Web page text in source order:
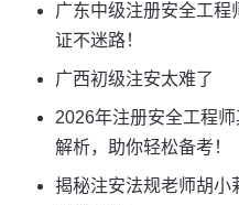
广东中级注册安全工程
证不迷路！
广西初级注安太难了
2026年注册安全工程
解析，助你轻松备考！
揭秘注安法规老师胡小